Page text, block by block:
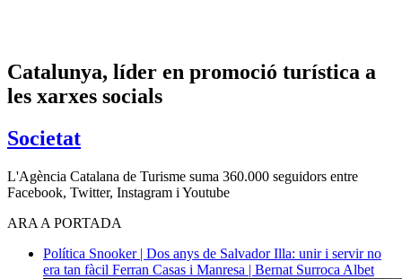
Catalunya, líder en promoció turística a
les xarxes socials
Societat
L'Agència Catalana de Turisme suma 360.000 seguidors entre
Facebook, Twitter, Instagram i Youtube
ARA A PORTADA
Política Snooker | Dos anys de Salvador Illa: unir i servir no
era tan fàcil Ferran Casas i Manresa | Bernat Surroca Albet